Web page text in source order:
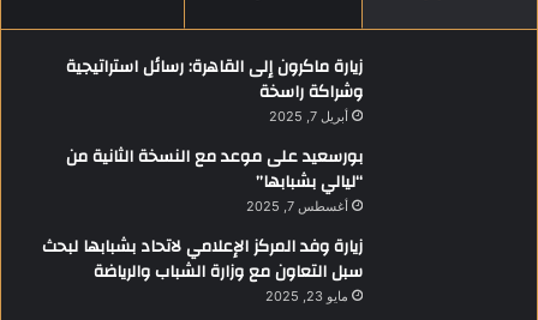
زيارة ماكرون إلى القاهرة: رسائل استراتيجية
وشراكة راسخة
أبريل 7, 2025
بورسعيد على موعد مع النسخة الثانية من
“ليالي بشبابها”
أغسطس 7, 2025
زيارة وفد المركز الإعلامي لاتحاد بشبابها لبحث
سبل التعاون مع وزارة الشباب والرياضة
مايو 23, 2025